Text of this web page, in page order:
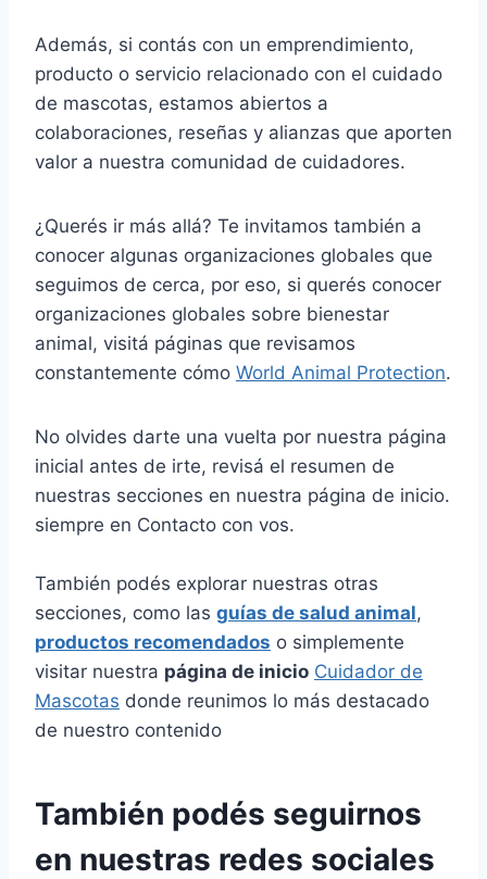
Además, si contás con un emprendimiento,
producto o servicio relacionado con el cuidado
de mascotas, estamos abiertos a
colaboraciones, reseñas y alianzas que aporten
valor a nuestra comunidad de cuidadores.
¿Querés ir más allá? Te invitamos también a
conocer algunas organizaciones globales que
seguimos de cerca, por eso, si querés conocer
organizaciones globales sobre bienestar
animal, visitá páginas que revisamos
constantemente cómo World Animal Protection.
No olvides darte una vuelta por nuestra página
inicial antes de irte, revisá el resumen de
nuestras secciones en nuestra página de inicio.
siempre en Contacto con vos.
También podés explorar nuestras otras
secciones, como las guías de salud animal,
productos recomendados o simplemente
visitar nuestra página de inicio Cuidador de
Mascotas donde reunimos lo más destacado
de nuestro contenido
También podés seguirnos
en nuestras redes sociales